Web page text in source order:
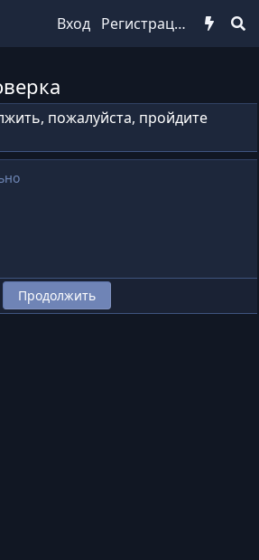
Вход Регистрация
пожалуйста, пройдите
Продолжить